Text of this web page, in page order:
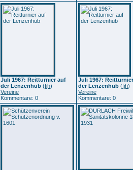
Juli 1967: Reitturnier auf
der Lenzenhub (fjh)
Vereine
Kommentare: 0
Juli 1967:
der Lenzenhub (fjh)
Vereine
Kommentare: 0